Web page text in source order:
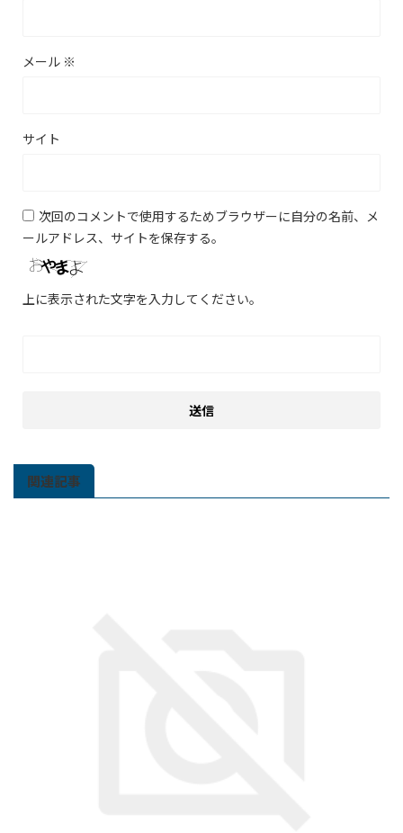
メール ※
サイト
次回のコメントで使用するためブラウザーに自分の名前、メ
ールアドレス、サイトを保存する。
上に表示された文字を入力してください。
関連記事